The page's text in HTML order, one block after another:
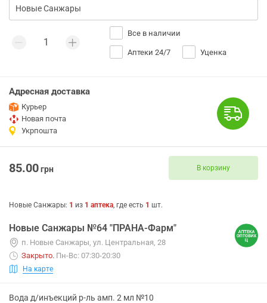
Все в наличии
Аптеки 24/7 Уценка
Адресная доставка
Курьер
Новая почта
Укрпошта
85.00грн В корзину
Новые Санжары: 1 из 1 аптека, где есть 1 шт.
Новые Санжары №64 "ПРАНА-Фарм"
п. Новые Санжары, ул. Центральная, 28
Закрыто. Пн-Вс: 07:30-20:30
На карте
Вода д/инъекций р-ль амп. 2 мл №10